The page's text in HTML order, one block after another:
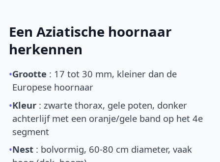
Een Aziatische hoornaar
herkennen
•Grootte : 17 tot 30 mm, kleiner dan de
Europese hoornaar
•Kleur : zwarte thorax, gele poten, donker
achterlijf met een oranje/gele band op het 4e
segment
•Nest : bolvormig, 60-80 cm diameter, vaak